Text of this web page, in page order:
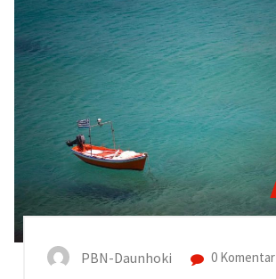
PBN-Daunhoki 0 Komentar